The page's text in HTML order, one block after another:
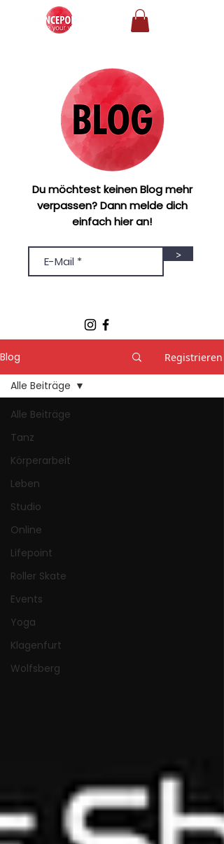
Du möchtest keinen Blog mehr
verpassen? Dann melde dich
einfach hier an!
>
Blog Registrieren
Alle Beiträge
Tanz
Körperarbeit
Leben
Studio
Online
Lifepoint
Roller Skate
Events
Yoga
Klagenfurt
Wolfsberg
Alle Beiträge